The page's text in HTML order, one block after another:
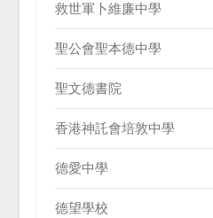
救世軍卜維廉中學
聖公會聖本德中學
聖文德書院
香港神託會培敦中學
德愛中學
德望學校